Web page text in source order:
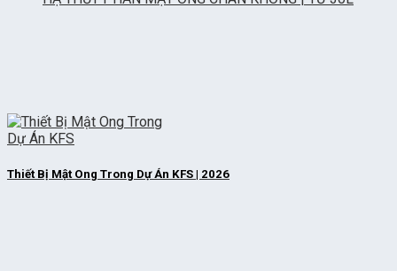
Thiết Bị Mật Ong Trong Dự Án KFS | 2026